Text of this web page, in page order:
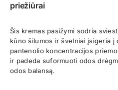
priežiūrai
Šis kremas pasižymi sodria
kūno šilumos ir švelniai įsigeria į
pantenolio koncentracijos
ir padeda suformuoti odos
odos balansą.